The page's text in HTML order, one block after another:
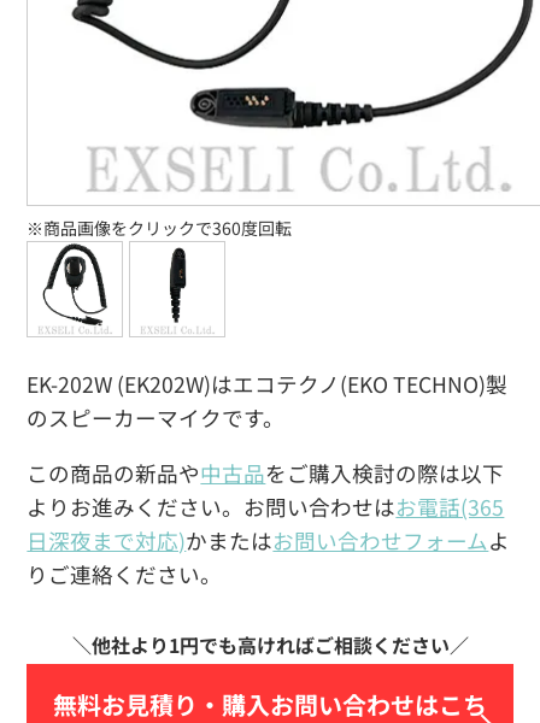
EK-202W (EK202W)はエコテクノ(EKO TECHNO)製
のスピーカーマイクです。
この商品の新品や中古品をご購入検討の際は以下
よりお進みください。お問い合わせはお電話(365
日深夜まで対応)かまたはお問い合わせフォームよ
りご連絡ください。
無料お見積り・ 購入お問い合わせはこち
※商品画像をクリックで360度回転